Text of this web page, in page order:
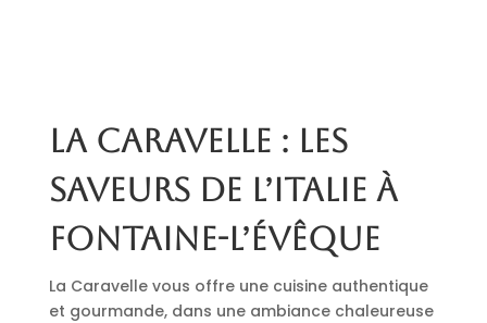
La Caravelle : les
saveurs de l’Italie à
Fontaine-l’Évêque
La Caravelle vous offre une cuisine authentique
et gourmande, dans une ambiance chaleureuse